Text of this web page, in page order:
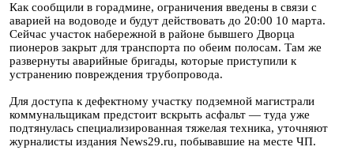
Как сообщили в горадмине, ограничения введены в связи с
аварией на водоводе и будут действовать до 20:00 10 марта.
Сейчас участок набережной в районе бывшего Дворца
пионеров закрыт для транспорта по обеим полосам. Там же
развернуты аварийные бригады, которые приступили к
устранению повреждения трубопровода.
Для доступа к дефектному участку подземной магистрали
коммунальщикам предстоит вскрыть асфальт — туда уже
подтянулась специализированная тяжелая техника, уточняют
журналисты издания News29.ru, побывавшие на месте ЧП.